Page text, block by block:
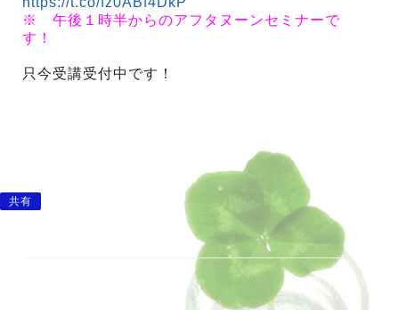
※ 午後１時半からのアフタヌーンセミナーで
す！
只今受講受付中です！
共有